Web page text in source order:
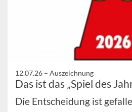
12.07.26 – Auszeichnung
Das ist das „Spiel des
Die Entscheidung ist